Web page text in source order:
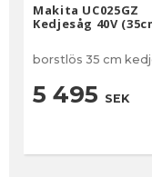
Makita UC025GZ
Kedjesåg 40V
borstlös 35 cm
5 495 SEK